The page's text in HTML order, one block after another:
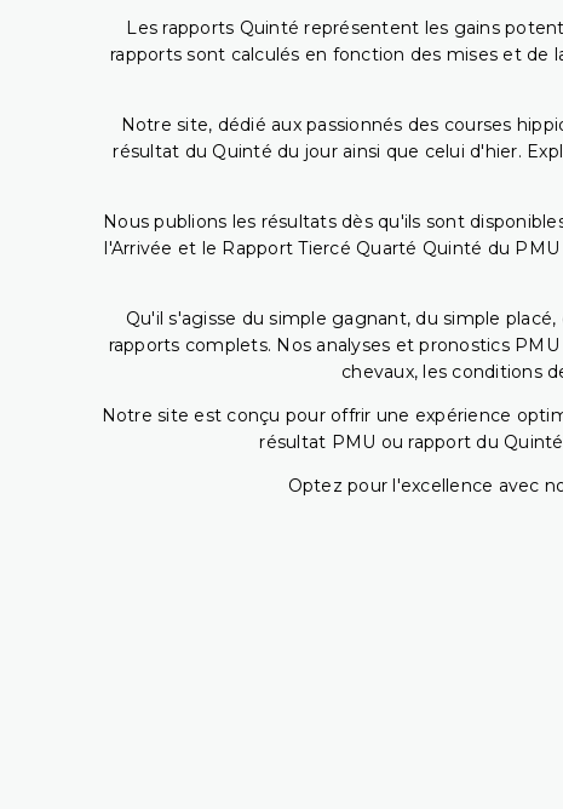
Les rapports Quinté représentent les gains
rapports sont calculés en fonction des mises et de
Notre site, dédié aux passionnés des courses
résultat du Quinté du jour ainsi que celui d'hier.
Nous publions les résultats dès qu'ils sont
l'Arrivée et le Rapport Tiercé Quarté Quinté du
Qu'il s'agisse du simple gagnant, du simple
rapports complets. Nos analyses et pronostics
chevaux, les conditions
Notre site est conçu pour offrir une expérience
résultat PMU ou rapport du
Optez pour l'excellence avec